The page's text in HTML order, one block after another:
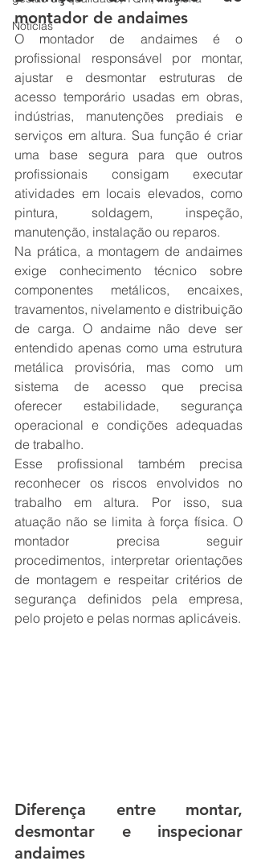
Notícias
montador de andaimes
O montador de andaimes é o
profissional responsável por montar,
ajustar e desmontar estruturas de
acesso temporário usadas em obras,
indústrias, manutenções prediais e
serviços em altura. Sua função é criar
uma base segura para que outros
profissionais consigam executar
atividades em locais elevados, como
pintura, soldagem, inspeção,
manutenção, instalação ou reparos.
Na prática, a montagem de andaimes
exige conhecimento técnico sobre
componentes metálicos, encaixes,
travamentos, nivelamento e distribuição
de carga. O andaime não deve ser
entendido apenas como uma estrutura
metálica provisória, mas como um
sistema de acesso que precisa
oferecer estabilidade, segurança
operacional e condições adequadas
de trabalho.
Esse profissional também precisa
reconhecer os riscos envolvidos no
trabalho em altura. Por isso, sua
atuação não se limita à força física. O
montador precisa seguir
procedimentos, interpretar orientações
de montagem e respeitar critérios de
segurança definidos pela empresa,
pelo projeto e pelas normas aplicáveis.
Diferença entre montar,
desmontar e inspecionar
andaimes